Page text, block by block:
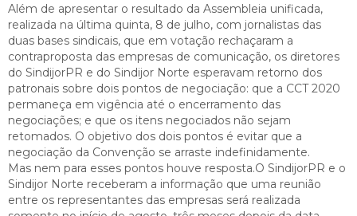
Além de apresentar o resultado da Assembleia unificada,
realizada na última quinta, 8 de julho, com jornalistas das
duas bases sindicais, que em votação rechaçaram a
contraproposta das empresas de comunicação, os diretores
do SindijorPR e do Sindijor Norte esperavam retorno dos
patronais sobre dois pontos de negociação: que a CCT 2020
permaneça em vigência até o encerramento das
negociações; e que os itens negociados não sejam
retomados. O objetivo dos dois pontos é evitar que a
negociação da Convenção se arraste indefinidamente.
Mas nem para esses pontos houve resposta.O SindijorPR e o
Sindijor Norte receberam a informação que uma reunião
entre os representantes das empresas será realizada